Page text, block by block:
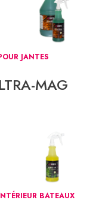
JANTES
MAG
BATEAUX